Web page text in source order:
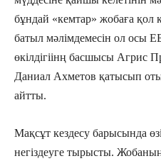
бұндай «кемтар» жобаға қол
батыл мәлімдемесін ол осы
өкілдігіінң басшысы Агрис
Даниал Ахметов қатысып
айтты.
Мақсұт кездесу барысында
негіздеуге тырысты.